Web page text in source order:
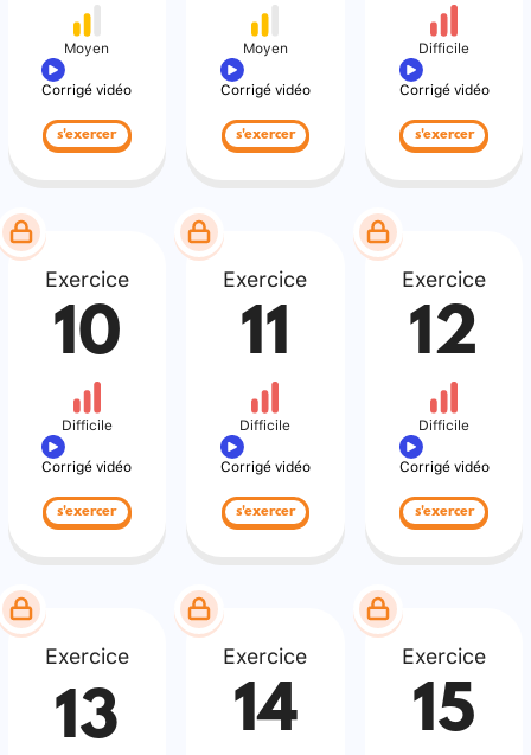
Moyen
Corrigé vidéo
s'exercer
Moyen
Corrigé vidéo
s'exercer
Difficile
Corrigé vidéo
s'exercer
Exercice
10
Difficile
Corrigé vidéo
s'exercer
Exercice
11
Difficile
Corrigé vidéo
s'exercer
Exercice
12
Difficile
Corrigé vidéo
s'exercer
Exercice
13
Exercice
14
Exercice
15